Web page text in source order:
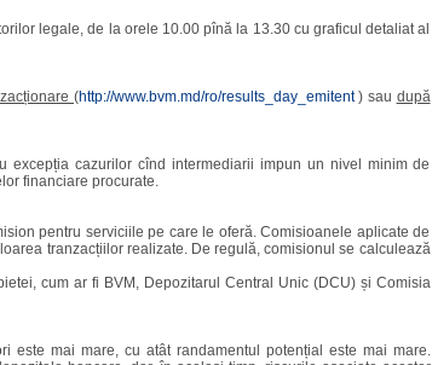
legale, de la orele 10.00 pînă la 13.30 cu graficul detaliat al
(http://www.bvm.md/ro/results_day_emitent) sau după
excepția cazurilor cînd intermediarii impun un nivel minim de
financiare procurate.
pentru serviciile pe care le oferă. Comisioanele aplicate de
tranzacțiilor realizate. De regulă, comisionul se calculează
cum ar fi BVM, Depozitarul Central Unic (DCU) și Comisia
este mai mare, cu atât randamentul potențial este mai mare.